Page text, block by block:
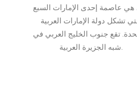
هي عاصمة إحدى الإمارات السبع
تشكل دولة الإمارات العربية
تقع جنوب الخليج العربي في
شبه الجزيرة العربية.